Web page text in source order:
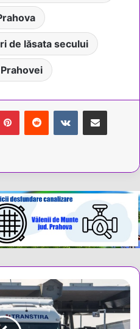
de lăsata secului
PinterestReddit VKontakteShare via Email